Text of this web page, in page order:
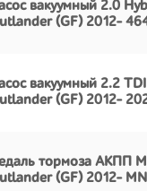
вакуумный 2.0
(GF) 2012-
вакуумный 2.2
(GF) 2012-
тормоза АКПП
(GF) 2012-